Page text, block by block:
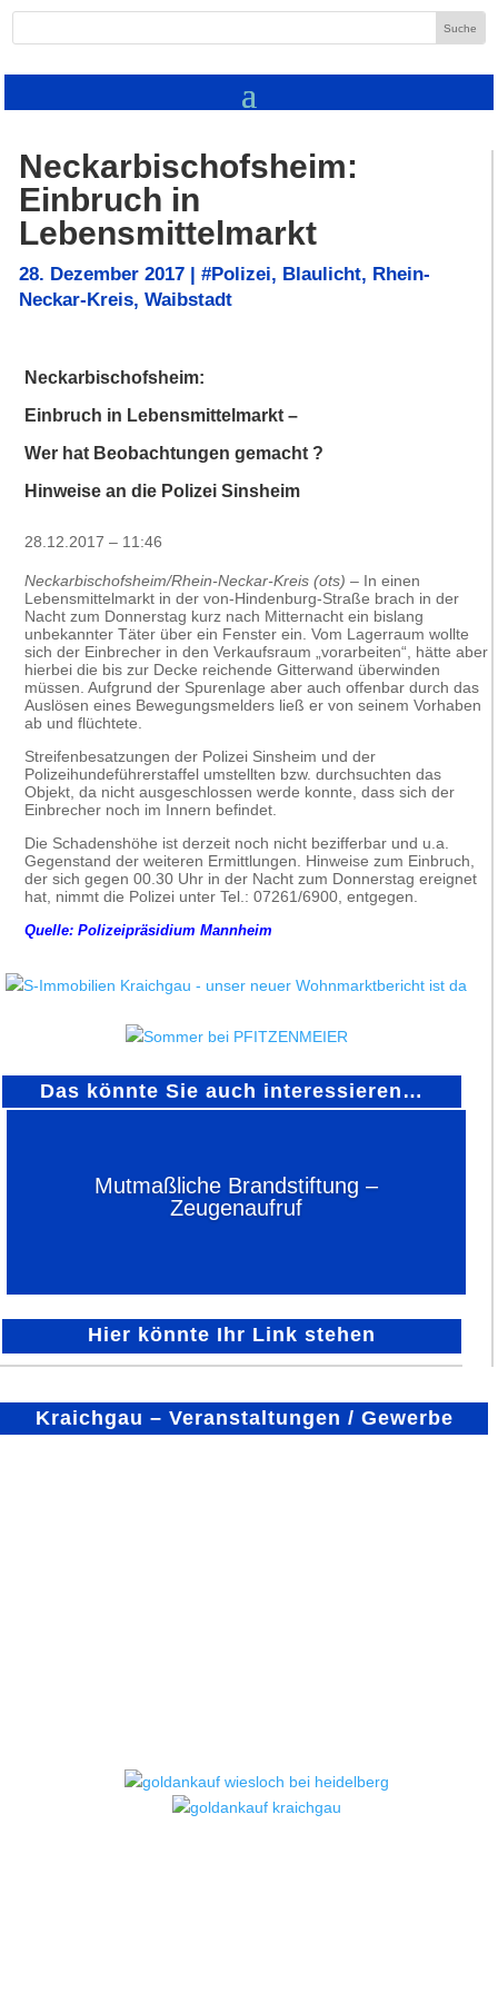
Neckarbischofsheim:
Einbruch in
Lebensmittelmarkt
28. Dezember 2017 | #Polizei, Blaulicht, Rhein-
Neckar-Kreis, Waibstadt
Neckarbischofsheim:
Einbruch in Lebensmittelmarkt –
Wer hat Beobachtungen gemacht ?
Hinweise an die Polizei Sinsheim
28.12.2017 – 11:46
Neckarbischofsheim/Rhein-Neckar-Kreis (ots) – In einen
Lebensmittelmarkt in der von-Hindenburg-Straße brach in der
Nacht zum Donnerstag kurz nach Mitternacht ein bislang
unbekannter Täter über ein Fenster ein. Vom Lagerraum wollte
sich der Einbrecher in den Verkaufsraum „vorarbeiten“, hätte aber
hierbei die bis zur Decke reichende Gitterwand überwinden
müssen. Aufgrund der Spurenlage aber auch offenbar durch das
Auslösen eines Bewegungsmelders ließ er von seinem Vorhaben
ab und flüchtete.
Streifenbesatzungen der Polizei Sinsheim und der
Polizeihundeführerstaffel umstellten bzw. durchsuchten das
Objekt, da nicht ausgeschlossen werde konnte, dass sich der
Einbrecher noch im Innern befindet.
Die Schadenshöhe ist derzeit noch nicht bezifferbar und u.a.
Gegenstand der weiteren Ermittlungen. Hinweise zum Einbruch,
der sich gegen 00.30 Uhr in der Nacht zum Donnerstag ereignet
hat, nimmt die Polizei unter Tel.: 07261/6900, entgegen.
Quelle: Polizeipräsidium Mannheim
Das könnte Sie auch interessieren…
Mutmaßliche Brandstiftung –
Zeugenaufruf
Hier könnte Ihr Link stehen
Kraichgau – Veranstaltungen / Gewerbe